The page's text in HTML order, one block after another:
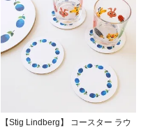
【Stig Lindberg】 コースター ラウ